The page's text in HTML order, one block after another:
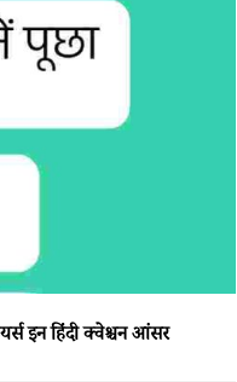
हिंदी क्वेश्चन आंसर